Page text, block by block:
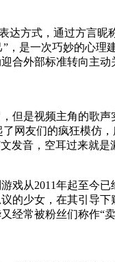
方式，通过方言
是一次巧妙的心理
外部标准转向主
但是视频主角的歌
网友们的疯狂模仿
发音，空耳过来就
从2011年起至今
的少女，在其引导
常被粉丝们称作“